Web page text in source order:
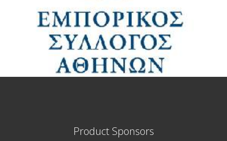
Product Sponsors